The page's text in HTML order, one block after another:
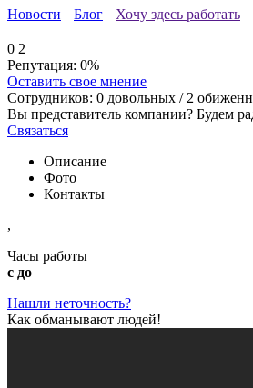
Новости Блог Хочу здесь работать
0 2
Репутация: 0%
Оставить свое мнение
Сотрудников: 0 довольных / 2
Вы представитель компании? Будем
Связаться
Описание
Фото
Контакты
,
Часы работы
с до
Нашли неточность?
Как обманывают людей!